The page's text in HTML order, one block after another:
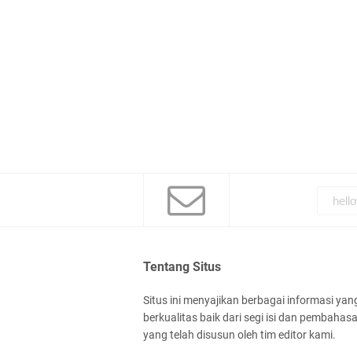
Tentang Situs
Situs ini menyajikan berbagai informasi
berkualitas baik dari segi isi dan
yang telah disusun oleh tim editor kami.